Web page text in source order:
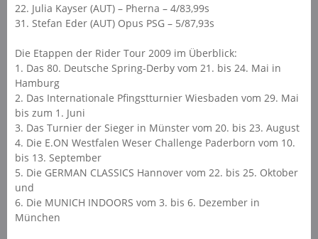
22. Julia Kayser (AUT) – Pherna – 4/83,99s
31. Stefan Eder (AUT) Opus PSG – 5/87,93s
Die Etappen der Rider Tour 2009 im Überblick:
1. Das 80. Deutsche Spring-Derby vom 21. bis 24. Mai in
Hamburg
2. Das Internationale Pfingstturnier Wiesbaden vom 29. Mai
bis zum 1. Juni
3. Das Turnier der Sieger in Münster vom 20. bis 23. August
4. Die E.ON Westfalen Weser Challenge Paderborn vom 10.
bis 13. September
5. Die GERMAN CLASSICS Hannover vom 22. bis 25. Oktober
und
6. Die MUNICH INDOORS vom 3. bis 6. Dezember in
München